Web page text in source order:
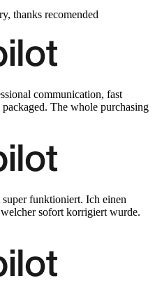
thanks recomended
communication, fast
The whole purchasing
funktioniert. Ich einen
sofort korrigiert wurde.